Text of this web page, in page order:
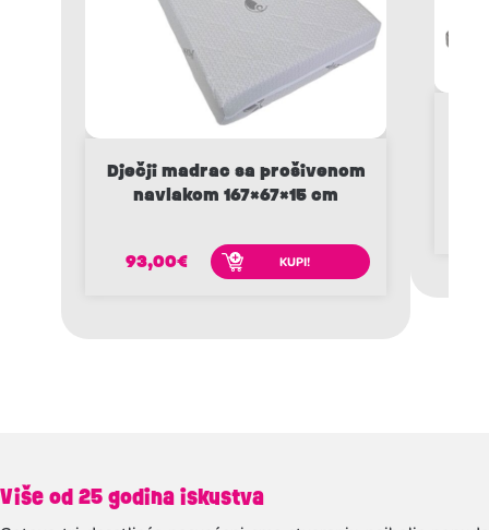
Dječji madrac sa prošivenom
navlakom 167×67×15 cm
93,00€ KUPI!
Više od 25 godina iskustva